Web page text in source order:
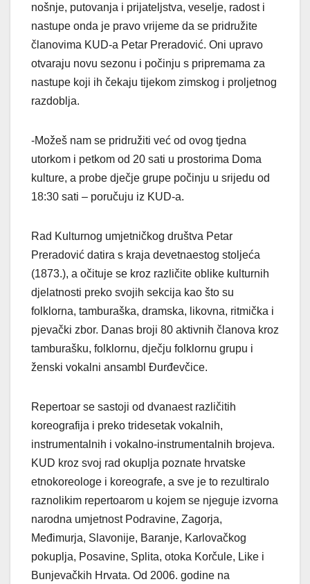
nošnje, putovanja i prijateljstva, veselje, radost i
nastupe onda je pravo vrijeme da se pridružite
članovima KUD-a Petar Preradović. Oni upravo
otvaraju novu sezonu i počinju s pripremama za
nastupe koji ih čekaju tijekom zimskog i proljetnog
razdoblja.
-Možeš nam se pridružiti već od ovog tjedna
utorkom i petkom od 20 sati u prostorima Doma
kulture, a probe dječje grupe počinju u srijedu od
18:30 sati – poručuju iz KUD-a.
Rad Kulturnog umjetničkog društva Petar
Preradović datira s kraja devetnaestog stoljeća
(1873.), a očituje se kroz različite oblike kulturnih
djelatnosti preko svojih sekcija kao što su
folklorna, tamburaška, dramska, likovna, ritmička i
pjevački zbor. Danas broji 80 aktivnih članova kroz
tamburašku, folklornu, dječju folklornu grupu i
ženski vokalni ansambl Đurđevčice.
Repertoar se sastoji od dvanaest različitih
koreografija i preko tridesetak vokalnih,
instrumentalnih i vokalno-instrumentalnih brojeva.
KUD kroz svoj rad okuplja poznate hrvatske
etnokoreologe i koreografe, a sve je to rezultiralo
raznolikim repertoarom u kojem se njeguje izvorna
narodna umjetnost Podravine, Zagorja,
Međimurja, Slavonije, Baranje, Karlovačkog
pokuplja, Posavine, Splita, otoka Korčule, Like i
Bunjevačkih Hrvata. Od 2006. godine na